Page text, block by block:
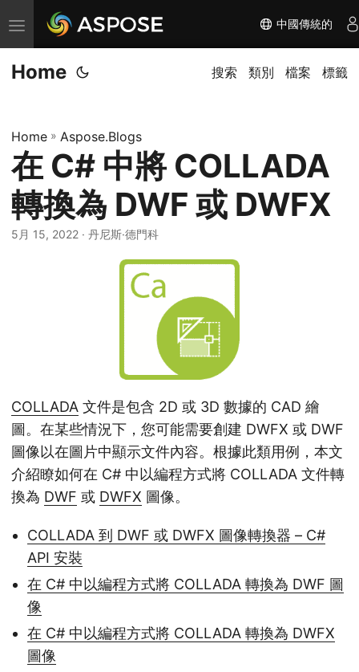
切
换
导
中國傳統的
Home 搜索 類別 檔案 標籤
Home » Aspose.Blogs
在 C# 中將 COLLADA
轉換為 DWF 或 DWFX
5月 15, 2022 · 丹尼斯·德門科
COLLADA 文件是包含 2D 或 3D 數據的 CAD 繪
圖。在某些情況下，您可能需要創建 DWFX 或 DWF
圖像以在圖片中顯示文件內容。根據此類用例，本文
介紹瞭如何在 C# 中以編程方式將 COLLADA 文件轉
換為 DWF 或 DWFX 圖像。
COLLADA 到 DWF 或 DWFX 圖像轉換器 – C#
API 安裝
在 C# 中以編程方式將 COLLADA 轉換為 DWF 圖
像
在 C# 中以編程方式將 COLLADA 轉換為 DWFX
圖像